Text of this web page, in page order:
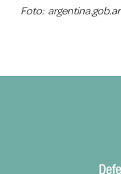
Foto: argentina.gob.ar